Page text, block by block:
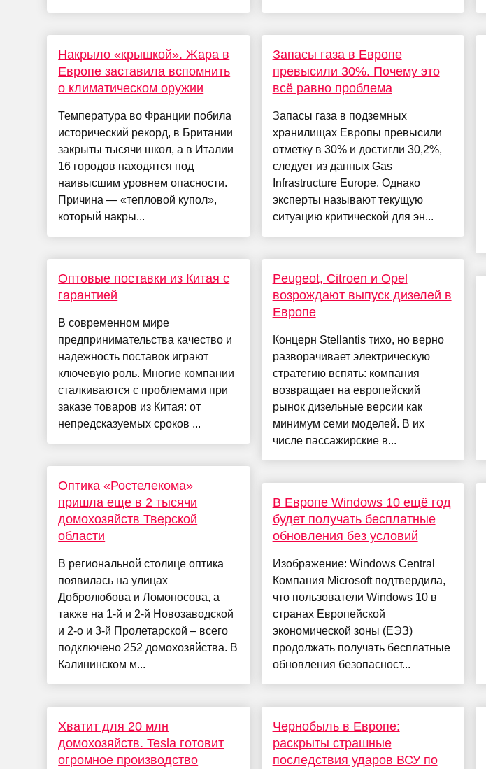
Накрыло «крышкой». Жара в
Европе заставила вспомнить
о климатическом оружии
Температура во Франции побила
исторический рекорд, в Британии
закрыты тысячи школ, а в Италии
16 городов находятся под
наивысшим уровнем опасности.
Причина — «тепловой купол»,
который накры...
Оптовые поставки из Китая с
гарантией
В современном мире
предпринимательства качество и
надежность поставок играют
ключевую роль. Многие компании
сталкиваются с проблемами при
заказе товаров из Китая: от
непредсказуемых сроков ...
Оптика «Ростелекома»
пришла еще в 2 тысячи
домохозяйств Тверской
области
В региональной столице оптика
появилась на улицах
Добролюбова и Ломоносова, а
также на 1-й и 2-й Новозаводской
и 2-о и 3-й Пролетарской – всего
подключено 252 домохозяйства. В
Калининском м...
Хватит для 20 млн
домохозяйств. Tesla готовит
огромное производство
Запасы газа в Европе
превысили 30%. Почему это
всё равно проблема
Запасы газа в подземных
хранилищах Европы превысили
отметку в 30% и достигли 30,2%,
следует из данных Gas
Infrastructure Europe. Однако
эксперты называют текущую
ситуацию критической для эн...
Peugeot, Citroen и Opel
возрождают выпуск дизелей в
Европе
Концерн Stellantis тихо, но верно
разворачивает электрическую
стратегию вспять: компания
возвращает на европейский
рынок дизельные версии как
минимум семи моделей. В их
числе пассажирские в...
В Европе Windows 10 ещё год
будет получать бесплатные
обновления без условий
Изображение: Windows Central
Компания Microsoft подтвердила,
что пользователи Windows 10 в
странах Европейской
экономической зоны (ЕЭЗ)
продолжать получать бесплатные
обновления безопасност...
Чернобыль в Европе:
раскрыты страшные
последствия ударов ВСУ по